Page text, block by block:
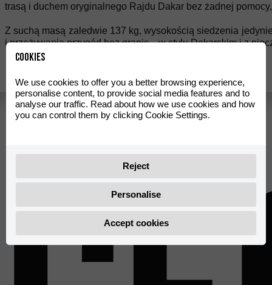
trasą i duchem oryginalnego Rajdu Dakar bez żadnej
Z suchą masą zaledwie 137 kg, wysokością siedzenia
i przeżywania przygód bez granic... w stylu Dakarskim i z
Cookies
We use cookies to offer you a better browsing experience,
personalise content, to provide social media features and to
analyse our traffic. Read about how we use cookies and how
you can control them by clicking Cookie Settings.
Reject
Personalise
Accept cookies